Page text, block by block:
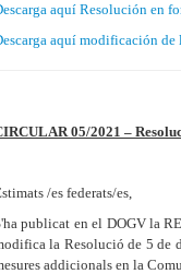
aquí Resolución en
aquí modificación
05/2021 –
/es federats/es,
publicat en el DOGV la
la Resolució de 5 de
addicionals en la